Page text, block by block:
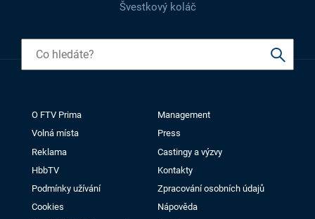
Švestkový koláč
O FTV Prima
Management
Volná místa
Press
Reklama
Castingy a výzvy
HbbTV
Kontakty
Podmínky užívání
Zpracování osobních údajů
Cookies
Nápověda